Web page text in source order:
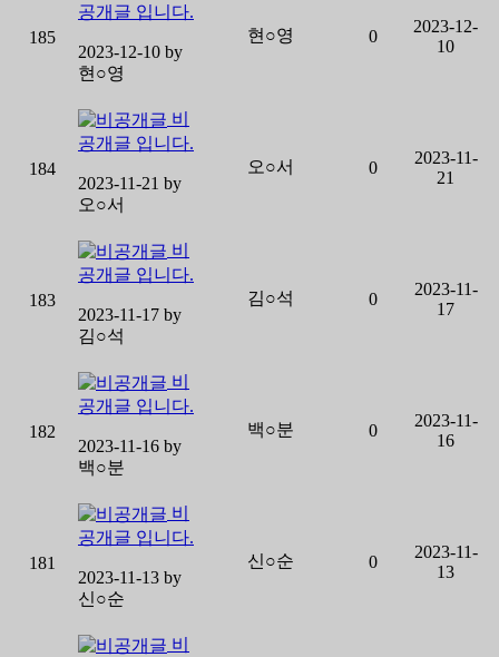
185
공개글 입니다.
2023-12-10 by
현○영
현○영 0
2023-12-
10
184
비
공개글 입니다.
2023-11-21 by
오○서
오○서 0
2023-11-
21
183
비
공개글 입니다.
2023-11-17 by
김○석
김○석 0
2023-11-
17
182
비
공개글 입니다.
2023-11-16 by
백○분
백○분 0
2023-11-
16
181
비
공개글 입니다.
2023-11-13 by
신○순
신○순 0
2023-11-
13
비